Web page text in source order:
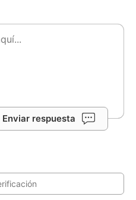
Enviar respuesta